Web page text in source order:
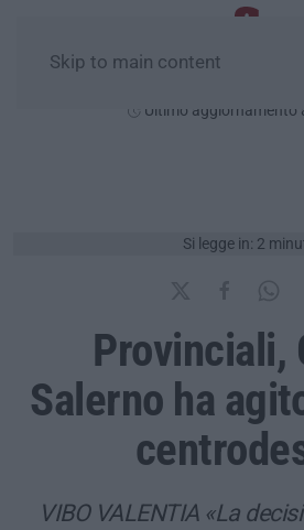
Skip to main content
Ultimo aggiornamento
Si legge in: 2
Provinciali,
Salerno ha
VIBO VALENTIA «La